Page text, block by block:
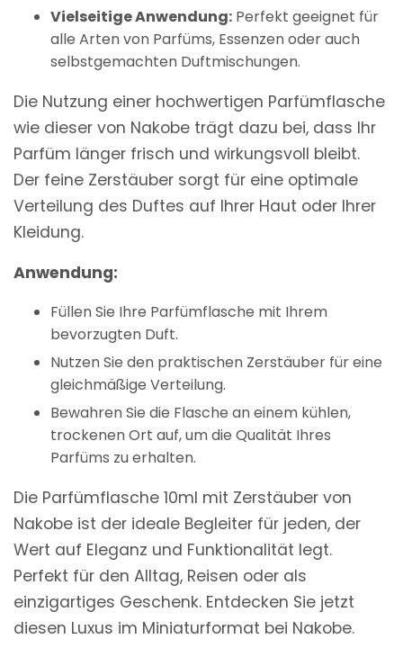
Vielseitige Anwendung:Perfekt geeignet für
alle Arten von Parfüms, Essenzen oder auch
selbstgemachten Duftmischungen.
Die Nutzung einer hochwertigen Parfümflasche
wie dieser von Nakobe trägt dazu bei, dass Ihr
Parfüm länger frisch und wirkungsvoll bleibt.
Der feine Zerstäuber sorgt für eine optimale
Verteilung des Duftes auf Ihrer Haut oder Ihrer
Kleidung.
Anwendung:
Füllen Sie Ihre Parfümflasche mit Ihrem
bevorzugten Duft.
Nutzen Sie den praktischen Zerstäuber für eine
gleichmäßige Verteilung.
Bewahren Sie die Flasche an einem kühlen,
trockenen Ort auf, um die Qualität Ihres
Parfüms zu erhalten.
Die Parfümflasche 10ml mit Zerstäuber von
Nakobe ist der ideale Begleiter für jeden, der
Wert auf Eleganz und Funktionalität legt.
Perfekt für den Alltag, Reisen oder als
einzigartiges Geschenk. Entdecken Sie jetzt
diesen Luxus im Miniaturformat bei Nakobe.